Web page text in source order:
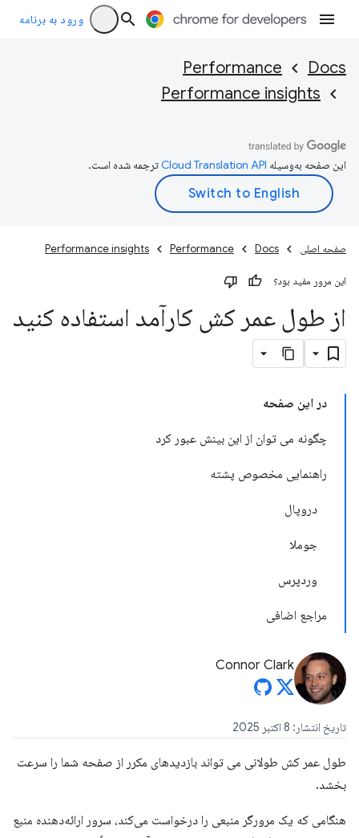
ورود به برنامه
Docs
Performance
Performance insights
این صفحه به‌وسیله ترجمه شده است.
صفحه اصلی Docs
Performance
Performance insights
این مرور مفید بود؟
از طول عمر کش کارآمد استفاده کنید
در این صفحه
چگونه می توان از این بینش عبور کرد
راهنمایی مخصوص پشته
دروپال
جوملا
وردپرس
مراجع اضافی
Connor Clark
تاریخ انتشار: 8 اکتبر 2025
طول عمر کش طولانی می تواند بازدیدهای مکرر از صفحه شما را سرعت
بخشد.
هنگامی که یک مرورگر منبعی را درخواست می‌کند، سرور ارائه‌دهنده منبع